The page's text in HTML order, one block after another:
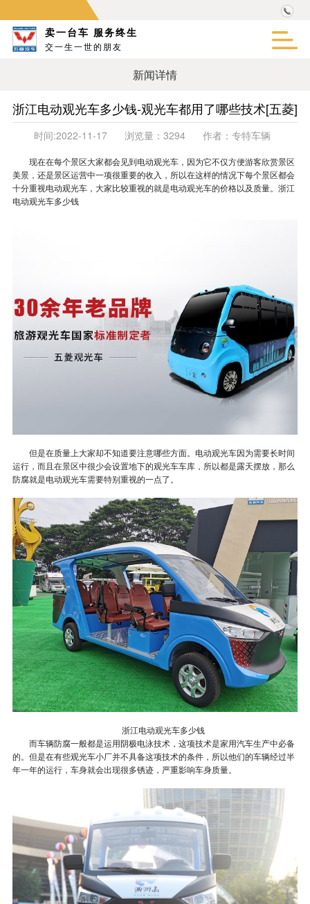
卖一台车 服务终生
交一生一世的朋友
新闻详情
浙江电动观光车多少钱-观光车都用了哪些技术[五菱]
时间:2022-11-17 浏览量： 3294 作者： 专特车辆
现在在每个景区大家都会见到电动观光车，因为它不仅方便游客欣赏景区
美景，还是景区运营中一项很重要的收入，所以在这样的情况下每个景区都会
十分重视电动观光车，大家比较重视的就是电动观光车的价格以及质量。浙江
电动观光车多少钱
但是在质量上大家却不知道要注意哪些方面。电动观光车因为需要长时间
运行，而且在景区中很少会设置地下的观光车车库，所以都是露天摆放，那么
防腐就是电动观光车需要特别重视的一点了。
浙江电动观光车多少钱
而车辆防腐一般都是运用阴极电泳技术，这项技术是家用汽车生产中必备
的。但是在有些观光车小厂并不具备这项技术的条件，所以他们的车辆经过半
年一年的运行，车身就会出现很多锈迹，严重影响车身质量。